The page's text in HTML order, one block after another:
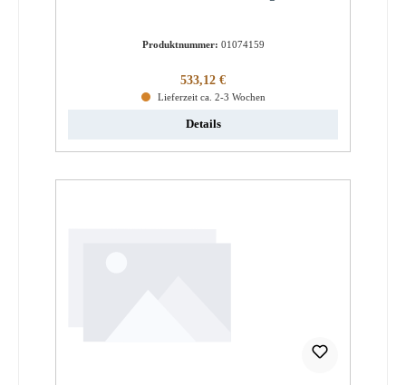
Produktnummer: 01074159
Regulärer Preis:
533,12 €
Lieferzeit ca. 2-3 Wochen
Details